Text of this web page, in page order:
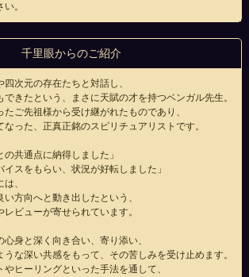
。
千里眼からのご紹介
次元の存在たちと対話し、
きたという、まさに天賦の才を持つベンガル先生。
ご先祖様から受け継がれたものであり、
った、正真正銘のスピリチュアリストです。
の共通点に納得しました」
イスをもらい、状況が好転しました」
、
方向へと動き出したという、
ビューが寄せられています。
身と深く向き合い、寄り添い、
うな深い共感をもって、その苦しみを受け止めます。
ヒーリングといった手法を通して、